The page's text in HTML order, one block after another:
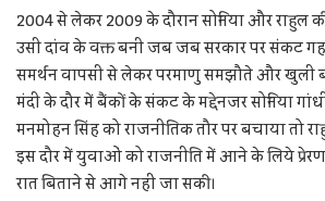
2004 से लेकर 2009 के दौरान सोनिया और राहुल
उसी दांव के वक्त बनी जब जब सरकार पर संकट
समर्थन वापसी से लेकर परमाणु समझौते और खुली
मंदी के दौर में बैंकों के संकट के मद्देनजर सोनिया
मनमोहन सिंह को राजनीतिक तौर पर बचाया तो
इस दौर में युवाओं को राजनीति में आने के लिये
रात बिताने से आगे नहीं जा सकी।